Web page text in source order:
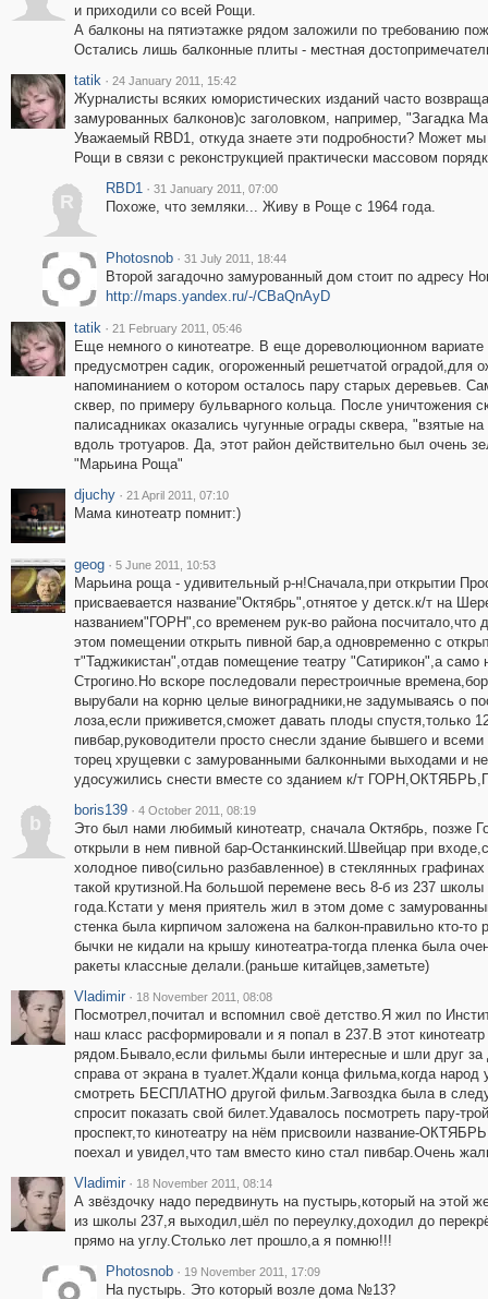
и приходили со всей Рощи.
А балконы на пятиэтажке рядом заложили по требованию
Остались лишь балконные плиты - местная
tatik · 24 January 2011, 15:42
Журналисты всяких юмористических изданий часто
замурованных балконов)с заголовком, например, "Загадка
Уважаемый RBD1, откуда знаете эти подробности? Может
Рощи в связи с реконструкцией практически массовом
R
RBD1 · 31 January 2011, 07:00
Похоже, что земляки... Живу в Роще с 1964 года.
Photosnob · 31 July 2011, 18:44
Второй загадочно замурованный дом стоит по адресу
http://maps.yandex.ru/-/CBaQnAyD
tatik · 21 February 2011, 05:46
Еще немного о кинотеатре. В еще дореволюционном
предусмотрен садик, огороженный решетчатой оградой,для
напоминанием о котором осталось пару старых деревьев.
сквер, по примеру бульварного кольца. После уничтожения
палисадниках оказались чугунные ограды сквера, "взятые
вдоль тротуаров. Да, этот район действительно был очень
"Марьина Роща"
djuchy · 21 April 2011, 07:10
Мама кинотеатр помнит:)
geog · 5 June 2011, 10:53
Марьина роща - удивительный р-н!Сначала,при открытии
присваевается название"Октябрь",отнятое у детск.к/т на
названием"ГОРН",со временем рук-во района
этом помещении открыть пивной бар,а одновременно с
т"Таджикистан",отдав помещение театру "Сатирикон",а само
Строгино.Но вскоре последовали перестроичные
вырубали на корню целые виноградники,не задумываясь о
лоза,если приживется,сможет давать плоды спустя,только
пивбар,руководители просто снесли здание бывшего и
торец хрущевки с замурованными балконными выходами и
удосужились снести вместе со зданием к/т
b
boris139 · 4 October 2011, 08:19
Это был нами любимый кинотеатр, сначала Октябрь, позже
открыли в нем пивной бар-Останкинский.Швейцар при
холодное пиво(сильно разбавленное) в стеклянных
такой крутизной.На большой перемене весь 8-б из 237
года.Кстати у меня приятель жил в этом доме с
стенка была кирпичом заложена на балкон-правильно кто-
бычки не кидали на крышу кинотеатра-тогда пленка была
ракеты классные делали.(раньше китайцев,заметьте)
Vladimir · 18 November 2011, 08:08
Посмотрел,почитал и вспомнил своё детство.Я жил по
наш класс расформировали и я попал в 237.В этот
рядом.Бывало,если фильмы были интересные и шли друг
справа от экрана в туалет.Ждали конца фильма,когда
смотреть БЕСПЛАТНО другой фильм.Загвоздка была в
спросит показать свой билет.Удавалось посмотреть пару-
проспект,то кинотеатру на нём присвоили название-
поехал и увидел,что там вместо кино стал пивбар.Очень
Vladimir · 18 November 2011, 08:14
А звёздочку надо передвинуть на пустырь,который на этой
из школы 237,я выходил,шёл по переулку,доходил до
прямо на углу.Столько лет прошло,а я помню!!!
Photosnob · 19 November 2011, 17:09
На пустырь. Это который возле дома №13?